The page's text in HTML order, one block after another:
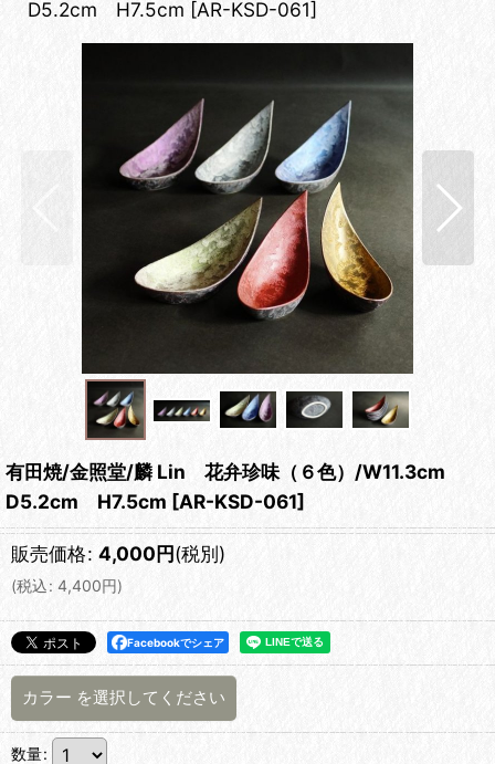
D5.2cm H7.5cm [AR-KSD-061]
有田焼/金照堂/麟 Lin 花弁珍味（６色）/W11.3cm
D5.2cm H7.5cm [AR-KSD-061]
販売価格: 4,000円(税別)
(税込: 4,400円)
Facebookでシェア
カラー を選択してください
数量: